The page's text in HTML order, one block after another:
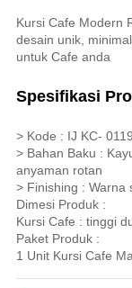
Kursi Cafe Modern
desain unik,
untuk Cafe anda
Spesifikasi
> Kode : IJ KC- 0119
> Bahan Baku :
anyaman rotan
> Finishing : Warna
Dimesi Produk :
Kursi Cafe : tinggi
Paket Produk :
1 Unit Kursi Cafe